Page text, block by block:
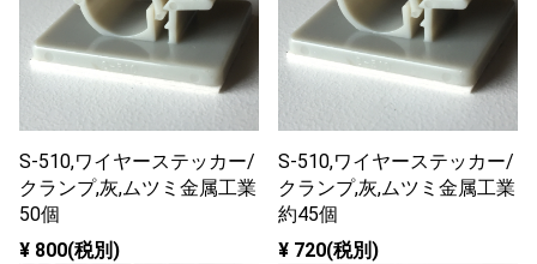
S-510,ワイヤーステッカー/
クランプ,灰,ムツミ金属工業
50個
¥ 800(税別)
S-510,ワイヤーステッカー/
クランプ,灰,ムツミ金属工業
約45個
¥ 720(税別)